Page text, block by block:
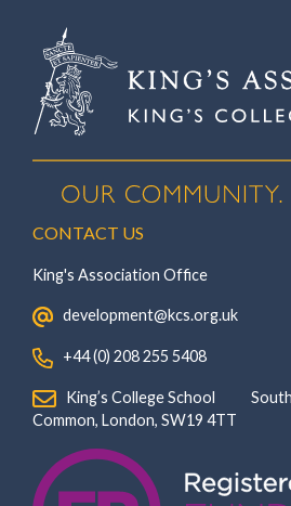
CONTACT US
King's Association Office
‏‏‎ ‎ development@kcs.org.uk
‏‏‎ ‎ +44 (0) 208 255 5408
‎Common, London‎‏‏‎, ‎SW19 4TT